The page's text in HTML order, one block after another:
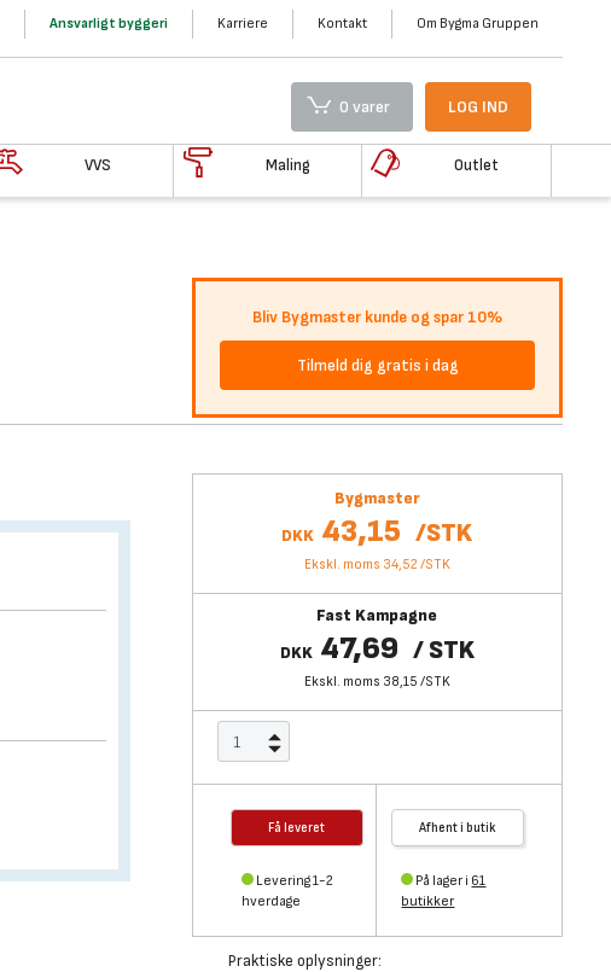
Ansvarligt byggeri Karriere Kontakt Om Bygma Gruppen
0 varer LOG IND
VVS Maling Outlet
Bliv Bygmaster kunde og spar 10%
Tilmeld dig gratis i dag
Bygmaster
DKK 43,15 /STK
Ekskl. moms 34,52 /STK
Fast Kampagne
DKK 47,69 /STK
Ekskl. moms 38,15 /STK
Få leveret
Levering 1-2
hverdage
Afhent i butik
På lager i 61
butikker
Praktiske oplysninger: